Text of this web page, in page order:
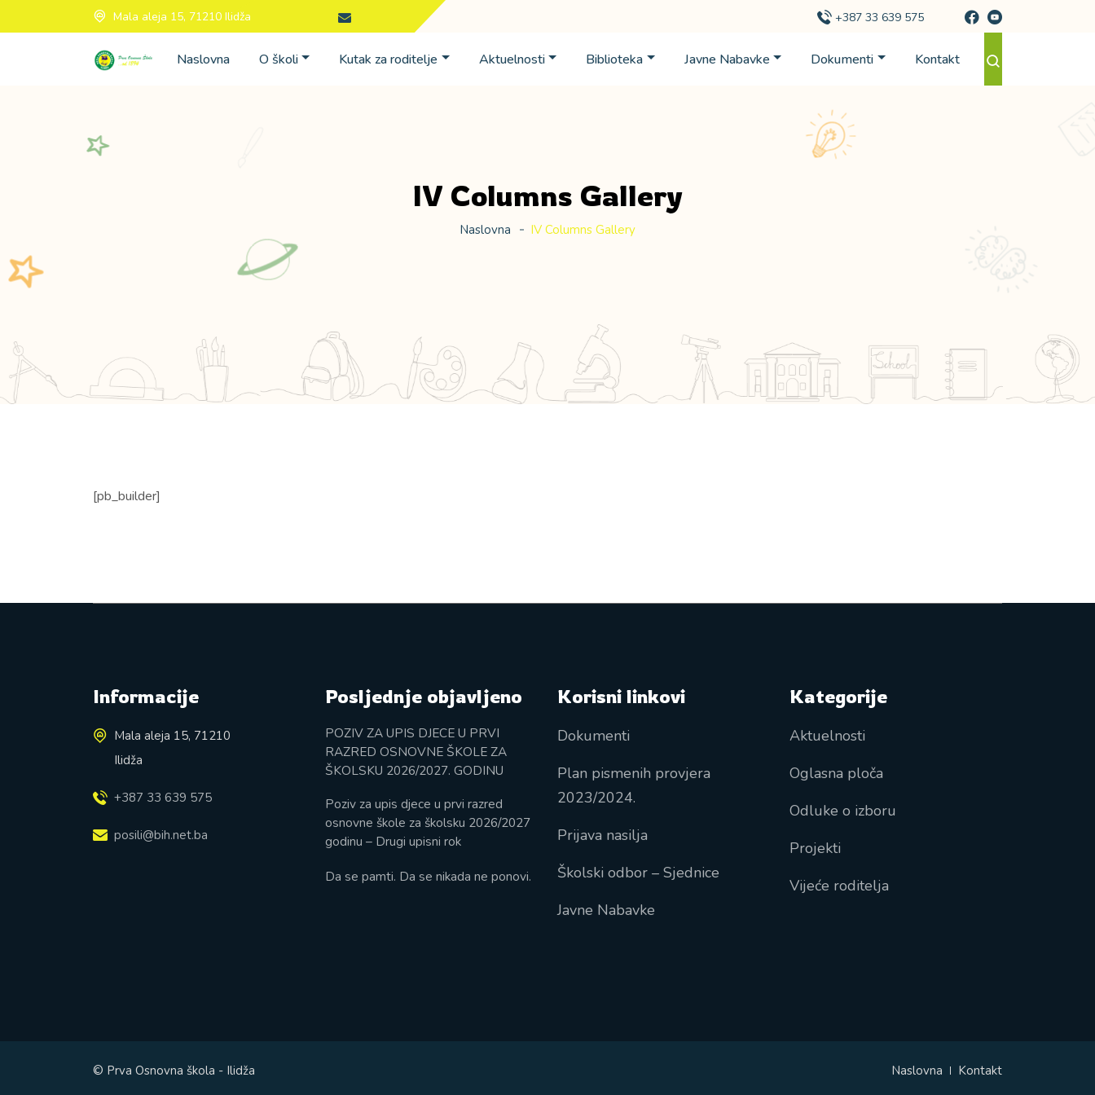
Mala aleja 15, 71210 Ilidža +387 33 639 575
Naslovna O školi Kutak za roditelje Aktuelnosti Biblioteka Javne Nabavke Dokumenti Kontakt
IV Columns Gallery
Naslovna IV Columns Gallery
[pb_builder]
Informacije
Mala aleja 15, 71210
Ilidža
+387 33 639 575
posili@bih.net.ba
Posljednje objavljeno
POZIV ZA UPIS DJECE U PRVI
RAZRED OSNOVNE ŠKOLE ZA
ŠKOLSKU 2026/2027. GODINU
Poziv za upis djece u prvi razred
osnovne škole za školsku 2026/2027
godinu – Drugi upisni rok
Da se pamti. Da se nikada ne ponovi.
Korisni linkovi
Dokumenti
Plan pismenih provjera
2023/2024.
Prijava nasilja
Školski odbor – Sjednice
Javne Nabavke
Kategorije
Aktuelnosti
Oglasna ploča
Odluke o izboru
Projekti
Vijeće roditelja
© Prva Osnovna škola - Ilidža Naslovna Kontakt